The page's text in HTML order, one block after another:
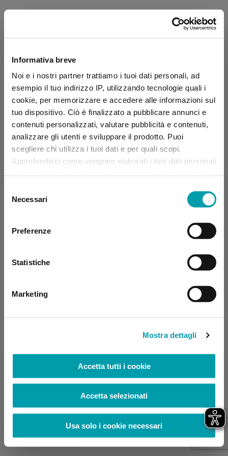
Informativa breve
Noi e i nostri partner trattiamo i tuoi dati personali, ad
esempio il tuo indirizzo IP, utilizzando tecnologie quali i
cookie, per memorizzare e accedere alle informazioni sul
tuo dispositivo. Ciò è finalizzato a pubblicare annunci e
contenuti personalizzati, valutare pubblicità e contenuti,
analizzare gli utenti e sviluppare il prodotto. Puoi
scegliere chi utilizza i tuoi dati e per quali scopi.
Approfondisci come vengono elaborati i tuoi dati personali
momento dalla Dichiarazione sui “
delNecessari
Preferenze
Statistiche
Marketing
Mostra dettagli
Accetta tutti i cookie
Accetta selezionati
Usa solo i cookie necessari
Application error: a client-side exception has occurred (see the
browser console for more information)